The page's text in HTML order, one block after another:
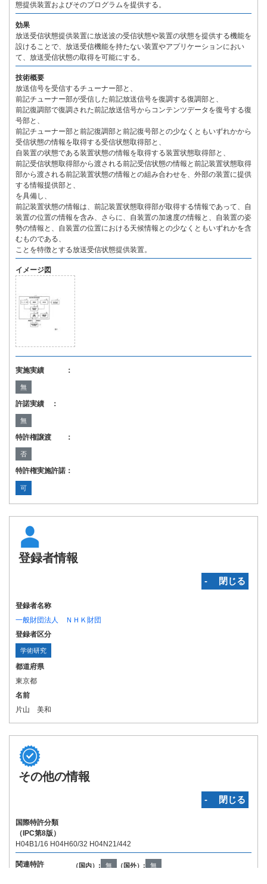
態提供装置およびそのプログラムを提供する。
効果
放送受信状態提供装置に放送波の受信状態や装置の状態を提供する機能を
設けることで、放送受信機能を持たない装置やアプリケーションにおい
て、放送受信状態の取得を可能にする。
技術概要
放送信号を受信するチューナー部と、
前記チューナー部が受信した前記放送信号を復調する復調部と、
前記復調部で復調された前記放送信号からコンテンツデータを復号する復
号部と、
前記チューナー部と前記復調部と前記復号部との少なくともいずれかから
受信状態の情報を取得する受信状態取得部と、
自装置の状態である装置状態の情報を取得する装置状態取得部と、
前記受信状態取得部から渡される前記受信状態の情報と前記装置状態取得
部から渡される前記装置状態の情報との組み合わせを、外部の装置に提供
する情報提供部と、
を具備し、
前記装置状態の情報は、前記装置状態取得部が取得する情報であって、自
装置の位置の情報を含み、さらに、自装置の加速度の情報と、自装置の姿
勢の情報と、自装置の位置における天候情報との少なくともいずれかを含
むものである、
ことを特徴とする放送受信状態提供装置。
イメージ図
実施実績 ：
無
許諾実績 ：
無
特許権譲渡 ：
否
特許権実施許諾：
可
登録者情報
‐ 閉じる
登録者名称
一般財団法人 ＮＨＫ財団
登録者区分
学術研究
都道府県
東京都
名前
片山 美和
その他の情報
‐ 閉じる
国際特許分類
（IPC第8版）
H04B1/16 H04H60/32 H04N21/442
関連特許 （国内）: 無 （国外）: 無